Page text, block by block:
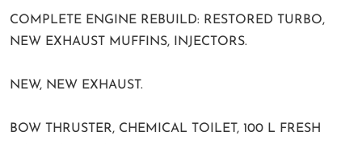
COMPLETE ENGINE REBUILD: RESTORED TURBO,
NEW EXHAUST MUFFINS, INJECTORS.
NEW, NEW EXHAUST.
BOW THRUSTER, CHEMICAL TOILET, 100 L FRESH